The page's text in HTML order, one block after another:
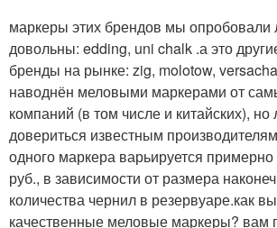
маркеры этих брендов мы опробовали
довольны: edding, uni chalk .а это
бренды на рынке: zig, molotow,
наводнён меловыми маркерами от
компаний (в том числе и китайских),
довериться известным
одного маркера варьируется
руб., в зависимости от размера
количества чернил в резервуаре.как
качественные меловые маркеры? вам